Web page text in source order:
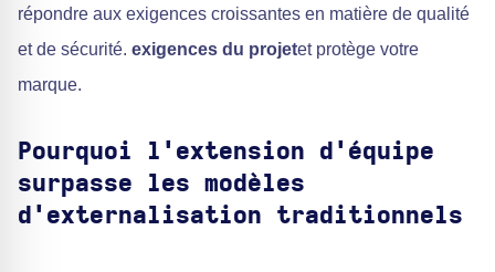
répondre aux exigences croissantes en matière de qualité
et de sécurité. exigences du projetet protège votre
marque.
Pourquoi l'extension d'équipe
surpasse les modèles
d'externalisation traditionnels